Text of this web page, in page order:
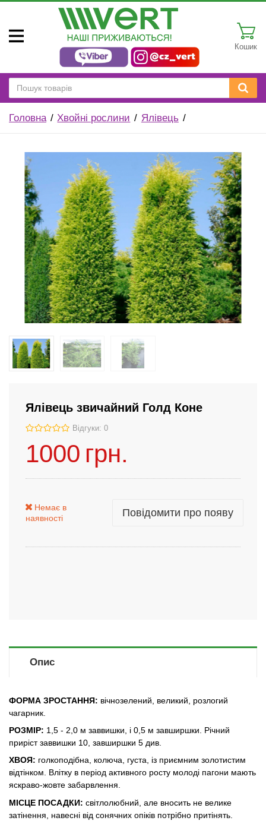
Кошик
Головна Хвойні рослини Ялівець
Ялівець звичайний Голд Коне
Відгуки: 0
1000 грн.
Немає в
наявності
Повідомити про появу
Опис
ФОРМА ЗРОСТАННЯ: вічнозелений, великий, розлогий
чагарник.
РОЗМІР: 1,5 - 2,0 м заввишки, і 0,5 м завширшки. Річний
приріст заввишки 10, завширшки 5 див.
ХВОЯ: голкоподібна, колюча, густа, із приємним золотистим
відтінком. Влітку в період активного росту молоді пагони мають
яскраво-жовте забарвлення.
МІСЦЕ ПОСАДКИ: світлолюбний, але вносить не велике
затінення, навесні від сонячних опіків потрібно притінять.